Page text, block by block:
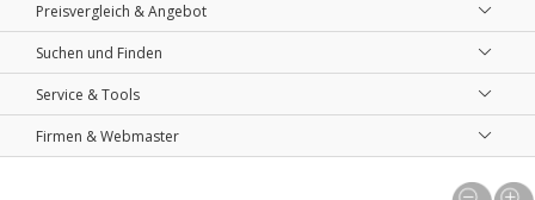
Preisvergleich & Angebot
Suchen und Finden
Service & Tools
Firmen & Webmaster